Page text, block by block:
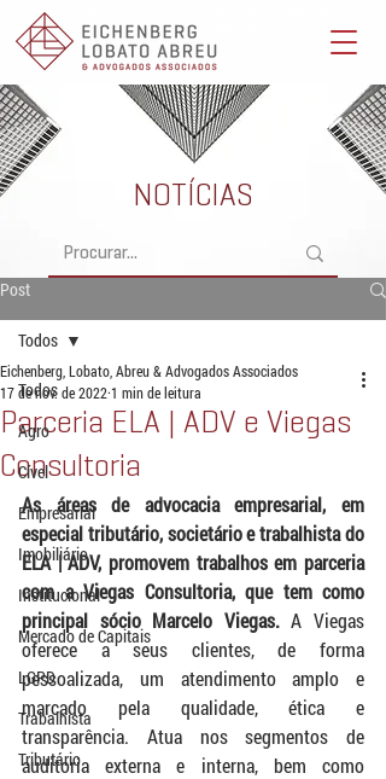
Eichenberg, Lobato, Abreu & Advogados Associados -
Advocacia Full Service
Post
Todos
Agro
Cível
Empresarial
Imobiliário
Institucional
Mercado de Capitais
LGPD
Trabalhista
Tributário
Todos
Parceria ELA | ADV e Viegas
Consultoria
Eichenberg, Lobato, Abreu & Advogados Associados
17 de nov. de 2022 1 min de leitura
As áreas de advocacia empresarial, em
especial tributário, societário e trabalhista do
ELA | ADV, promovem trabalhos em parceria
com a Viegas Consultoria, que tem como
principal sócio Marcelo Viegas. A Viegas
oferece a seus clientes, de forma
pessoalizada, um atendimento amplo e
marcado pela qualidade, ética e
transparência. Atua nos segmentos de
auditoria externa e interna, bem como
NOTÍCIAS